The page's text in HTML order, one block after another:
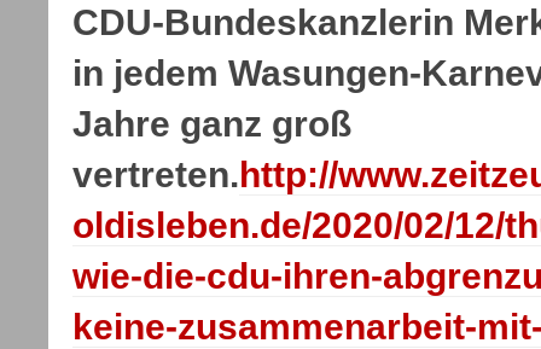
CDU-Bundeskanzlerin
in jedem Wasungen-
Jahre ganz groß
vertreten. http://
oldisleben.de/2020/02/12/
wie-die-cdu-ihren-
keine-zusammenarbeit-